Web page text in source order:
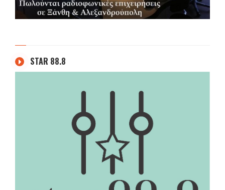
STAR 88.8